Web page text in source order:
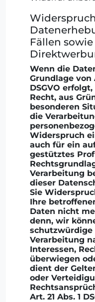
Fällen
Wenn die
Grundlage von
DSGVO
Recht, aus
besonderen
die
Widerspruch
auch für ein
gestütztes
Verarbeitung
dieser
Sie
Ihre
Daten nicht
denn, wir
schutzwürdige
Verarbeitung
Interessen,
überwiegen
dient der
oder
Art. 21 Abs. 1